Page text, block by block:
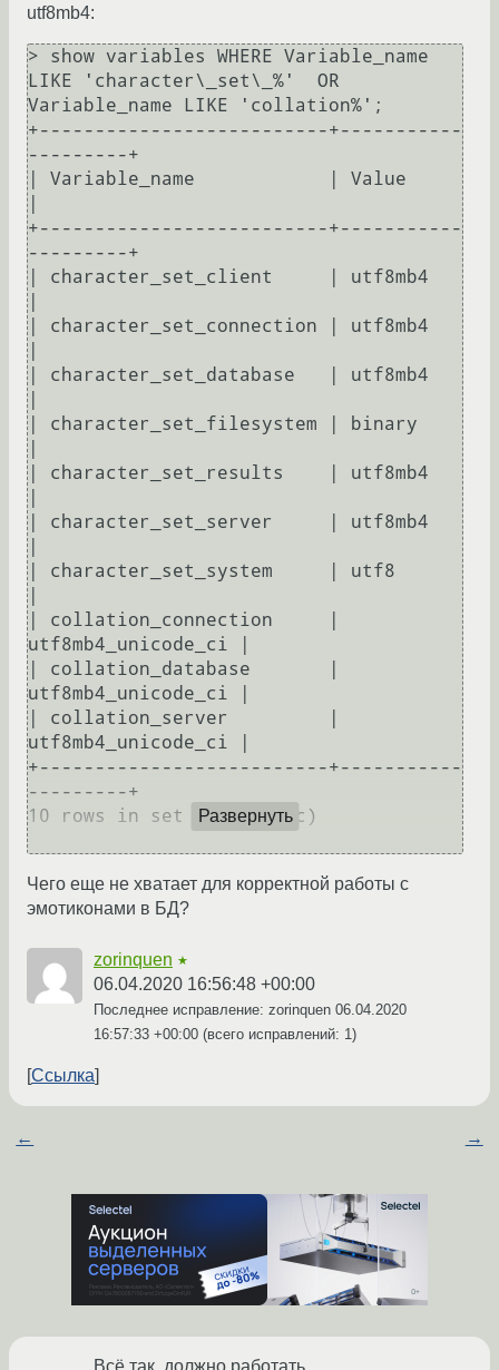
utf8mb4:
> show variables WHERE Variable_name
LIKE 'character\_set\_%'  OR
Variable_name LIKE 'collation%';
+--------------------------+-----------
---------+
| Variable_name            | Value
+--------------------------+-----------
---------+
| character_set_client     | utf8mb4
| character_set_connection | utf8mb4
| character_set_database   | utf8mb4
| character_set_filesystem | binary
| character_set_results    | utf8mb4
| character_set_server     | utf8mb4
| character_set_system     | utf8
| collation_connection     |
utf8mb4_unicode_ci |
| collation_database       |
utf8mb4_unicode_ci |
| collation_server         |
utf8mb4_unicode_ci |
+--------------------------+-----------
---------+
10 rows in set (0.002 sec)
Развернуть
Чего еще не хватает для корректной работы с
эмотиконами в БД?
zorinquen ★
06.04.2020 16:56:48 +00:00
Последнее исправление: zorinquen 06.04.2020
16:57:33 +00:00 (всего исправлений: 1)
Ссылка
← →